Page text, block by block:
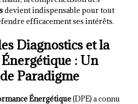
devient indispensable pour tout
efficacement ses intérêts.
Diagnostics et la
: Un
Paradigme
Énergétique(DPE) a connu